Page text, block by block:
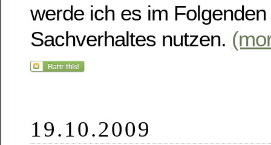
werde ich es im
Sachverhaltes nutzen.
19.10.2009